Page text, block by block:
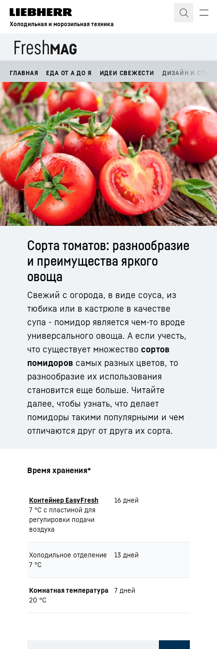
Холодильная и морозильная техника
ГЛАВНАЯ ЕДА ОТ А ДО Я ИДЕИ СВЕЖЕСТИ ДИЗАЙН И
Сорта томатов: разнообразие
и преимущества яркого
овоща
Свежий с огорода, в виде соуса, из
тюбика или в кастрюле в качестве
супа - помидор является чем-то вроде
универсального овоща. А если учесть,
что существует множество сортов
помидоров самых разных цветов, то
разнообразие их использования
становится еще больше. Читайте
далее, чтобы узнать, что делает
помидоры такими популярными и чем
отличаются друг от друга их сорта.
Время хранения*
Контейнер EasyFresh
7 °C с пластиной для
регулировки подачи
воздуха
16 дней
Холодильное отделение
7 °C
13 дней
Комнатная температура
20 °C
7 дней